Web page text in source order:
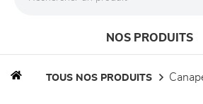
NOS PRODUITS
TOUS NOS PRODUITS